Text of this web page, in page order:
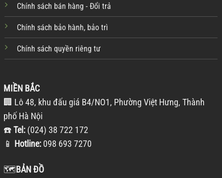
Chính sách bán hàng - Đổi trả
Chính sách bảo hành, bảo trì
Chính sách quyền riêng tư
MIỀN BẮC
🏢 Lô 48, khu đấu giá B4/NO1, Phường Việt Hưng, Thành
phố Hà Nội
☎️Tel: (024) 38 722 172
📱 Hotline: 098 693 7270
🗺️BẢN ĐỒ